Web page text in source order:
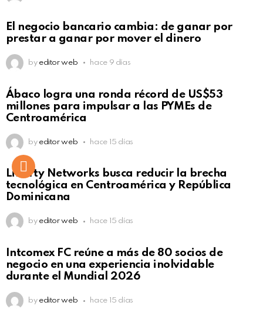
El negocio bancario cambia: de ganar por
prestar a ganar por mover el dinero
by editor web hace 9 días
Click to view this post
Ábaco logra una ronda récord de US$53
millones para impulsar a las PYMEs de
Centroamérica
by editor web hace 15 días
Liberty Networks busca reducir la brecha
tecnológica en Centroamérica y República
Dominicana
by editor web hace 15 días
Intcomex FC reúne a más de 80 socios de
negocio en una experiencia inolvidable
durante el Mundial 2026
by editor web hace 15 días